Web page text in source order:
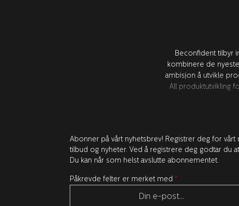
Beconfident tilbyr
kombinere de
ambisjon å utvikle
All produktutvikling
Abonner på vårt nyhetsbrev! Registrer deg for vårt
tilbud og nyheter. Ved å registrere deg godtar du
Du kan når som helst avslutte abonnementet.
Påkrevde felter er merket med *